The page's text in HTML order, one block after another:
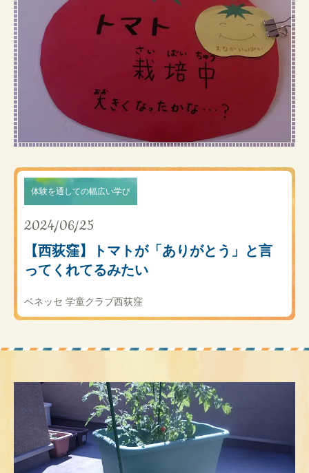
体験を通しての幅広い学び
2024/06/25
【西荻窪】トマトが「ありがとう」と言
ってくれてるみたい
ベネッセ 学童クラブ西荻窪